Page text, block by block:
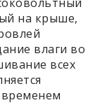
на крыше,
влаги во
всех